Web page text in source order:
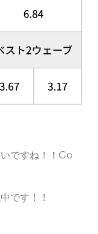
ですね！！Go
です！！